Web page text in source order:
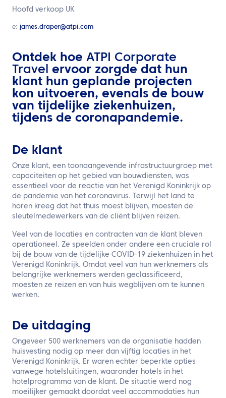
Hoofd verkoop UK
e: james.draper@atpi.com
Ontdek hoe ATPI Corporate
Travel ervoor zorgde dat hun
klant hun geplande projecten
kon uitvoeren, evenals de bouw
van tijdelijke ziekenhuizen,
tijdens de coronapandemie.
De klant
Onze klant, een toonaangevende infrastructuurgroep met
capaciteiten op het gebied van bouwdiensten, was
essentieel voor de reactie van het Verenigd Koninkrijk op
de pandemie van het coronavirus. Terwijl het land te
horen kreeg dat het thuis moest blijven, moesten de
sleutelmedewerkers van de cliënt blijven reizen.
Veel van de locaties en contracten van de klant bleven
operationeel. Ze speelden onder andere een cruciale rol
bij de bouw van de tijdelijke COVID-19 ziekenhuizen in het
Verenigd Koninkrijk. Omdat veel van hun werknemers als
belangrijke werknemers werden geclassificeerd,
moesten ze reizen en van huis wegblijven om te kunnen
werken.
De uitdaging
Ongeveer 500 werknemers van de organisatie hadden
huisvesting nodig op meer dan vijftig locaties in het
Verenigd Koninkrijk. Er waren echter beperkte opties
vanwege hotelsluitingen, waaronder hotels in het
hotelprogramma van de klant. De situatie werd nog
moeilijker gemaakt doordat veel accommodaties hun